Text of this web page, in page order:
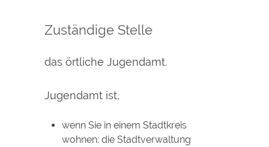
Zuständige Stelle
das örtliche Jugendamt.
Jugendamt ist,
wenn Sie in einem Stadtkreis
wohnen: die Stadtverwaltung